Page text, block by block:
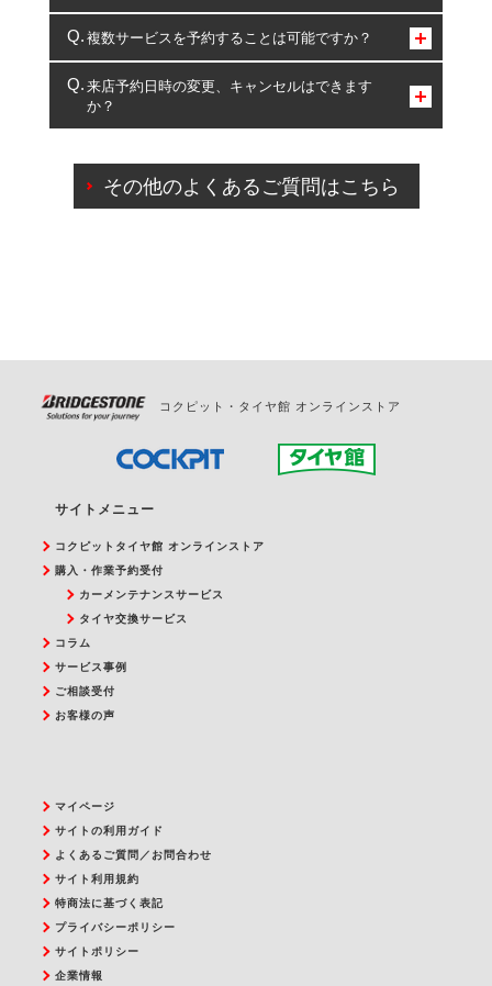
コクピット・タイヤ館のみとなります。
複数サービスを予約することは可能ですか？
複数サービスのご予約は可能です。
一部の商品・サービスの組み合わせに限り、同時にご予約が
出来ないものもございます。
来店予約日時の変更、キャンセルはできます
か？
ご来店予約日の3営業日前を過ぎている場合のご予約
の日時変更につきましては、直接ご予約の店舗まで
その他のよくあるご質問はこちら
コクピット・タイヤ館 オンラインストア
サイトメニュー
コクピットタイヤ館 オンラインストア
購入・作業予約受付
カーメンテナンスサービス
タイヤ交換サービス
コラム
サービス事例
ご相談受付
お客様の声
マイページ
サイトの利用ガイド
よくあるご質問／お問合わせ
サイト利用規約
特商法に基づく表記
プライバシーポリシー
サイトポリシー
企業情報